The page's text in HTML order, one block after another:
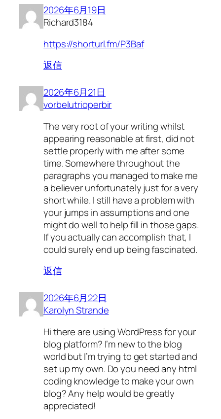
2026年6月19日
Richard3184
https://shorturl.fm/P3Baf
返信
2026年6月21日
vorbelutrioperbir
The very root of your writing whilst
appearing reasonable at first, did not
settle properly with me after some
time. Somewhere throughout the
paragraphs you managed to make me
a believer unfortunately just for a very
short while. I still have a problem with
your jumps in assumptions and one
might do well to help fill in those gaps.
If you actually can accomplish that, I
could surely end up being fascinated.
返信
2026年6月22日
Karolyn Strande
Hi there are using WordPress for your
blog platform? I’m new to the blog
world but I’m trying to get started and
set up my own. Do you need any html
coding knowledge to make your own
blog? Any help would be greatly
appreciated!